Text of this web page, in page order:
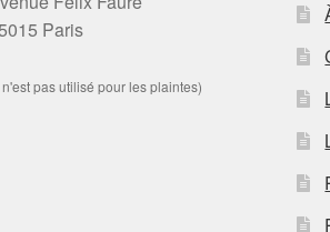
Paris
n'est pas utilisé pour les plaintes)